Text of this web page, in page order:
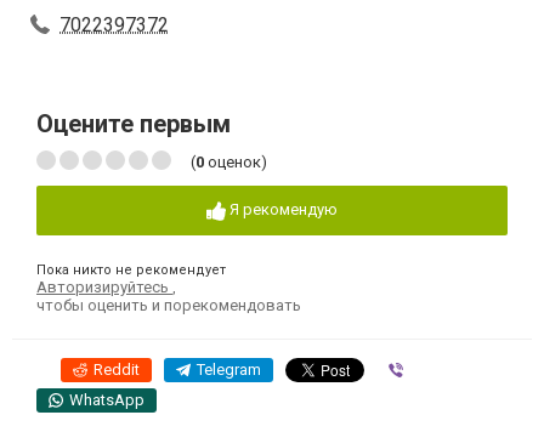
7022397372
Оцените первым
(0 оценок)
Я рекомендую
Пока никто не рекомендует
Авторизируйтесь
чтобы оценить и порекомендовать
Reddit Telegram
WhatsApp